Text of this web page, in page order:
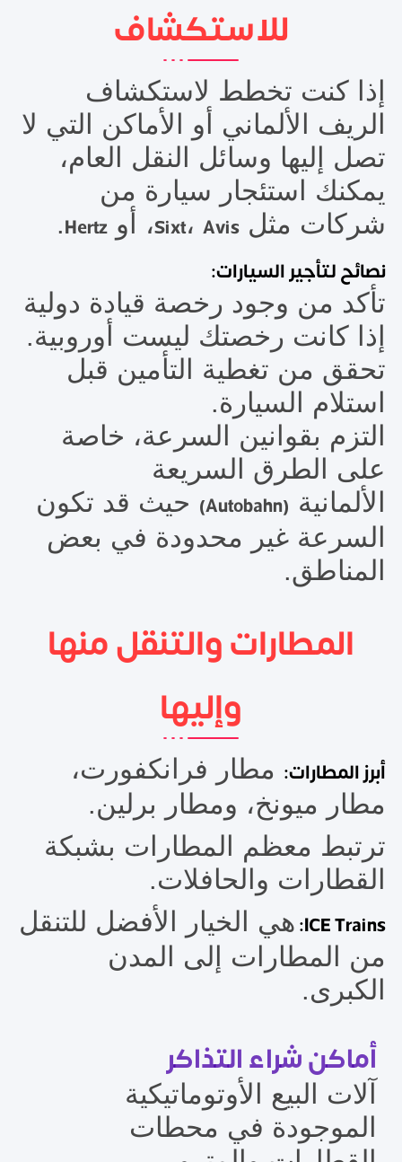
للاستكشاف
إذا كنت تخطط لاستكشاف
الريف الألماني أو الأماكن التي لا
تصل إليها وسائل النقل العام،
يمكنك استئجار سيارة من
شركات مثل
Sixt، Avis ، أوHertz
.
نصائح لتأجير السيارات:
تأكد من وجود رخصة قيادة دولية
إذا كانت رخصتك ليست أوروبية.
تحقق من تغطية التأمين قبل
استلام السيارة.
التزم بقوانين السرعة، خاصة
على الطرق السريعة
الألمانية (Autobahn)
حيث قد تكون
السرعة غير محدودة في بعض
المناطق.
المطارات والتنقل منها
وإليها
أبرز المطارات: مطار فرانكفورت،
مطار ميونخ، ومطار برلين.
ترتبط معظم المطارات بشبكة
القطارات والحافلات.
ICE Trains: هي الخيار الأفضل للتنقل
من المطارات إلى المدن
الكبرى.
أماكن شراء التذاكر
آلات البيع الأوتوماتيكية
الموجودة في محطات